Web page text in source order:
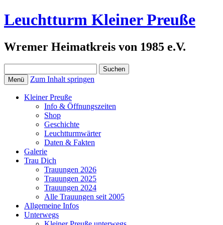
Leuchtturm Kleiner Preuße
Wremer Heimatkreis von 1985 e.V.
nach:
Menü Zum Inhalt springen
Kleiner Preuße
Info & Öffnungszeiten
Shop
Geschichte
Leuchtturmwärter
Daten & Fakten
Galerie
Trau Dich
Trauungen 2026
Trauungen 2025
Trauungen 2024
Alle Trauungen seit 2005
Allgemeine Infos
Unterwegs